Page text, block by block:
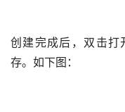
创建完成后，双击打
存。如下图：